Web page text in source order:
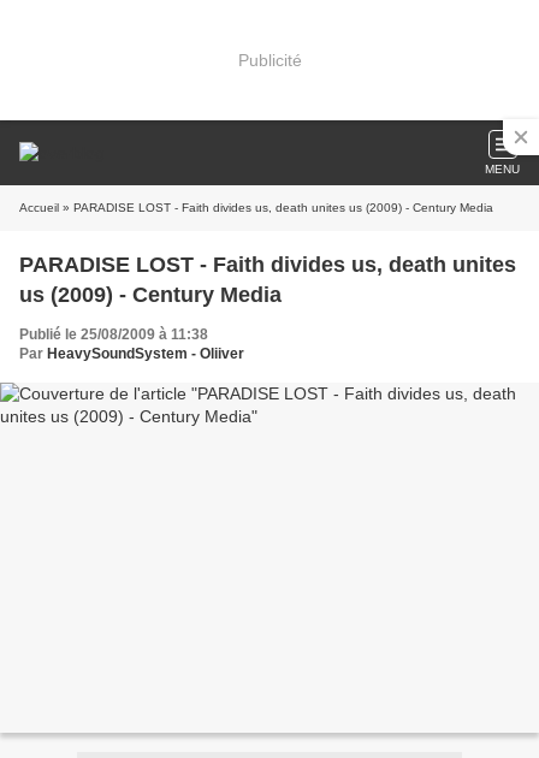
Publicité
MENU
Accueil » PARADISE LOST - Faith divides us, death unites us (2009) - Century Media
PARADISE LOST - Faith divides us, death unites
us (2009) - Century Media
Publié le 25/08/2009 à 11:38
Par HeavySoundSystem - Oliiver